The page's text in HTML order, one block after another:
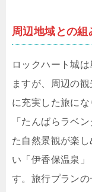
周辺地域との組
ロックハート城
ますが、周辺の
に充実した旅に
「たんばらラベ
た自然景観が楽
い「伊香保温泉
す。旅行プラン